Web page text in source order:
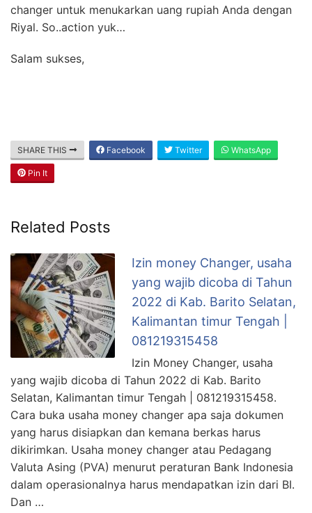
changer untuk menukarkan uang rupiah Anda dengan
Riyal. So..action yuk…
Salam sukses,
SHARE THIS Facebook Twitter WhatsApp
Pin It
Related Posts
Izin money Changer, usaha
yang wajib dicoba di Tahun
2022 di Kab. Barito Selatan,
Kalimantan timur Tengah |
081219315458
Izin Money Changer, usaha
yang wajib dicoba di Tahun 2022 di Kab. Barito
Selatan, Kalimantan timur Tengah | 081219315458.
Cara buka usaha money changer apa saja dokumen
yang harus disiapkan dan kemana berkas harus
dikirimkan. Usaha money changer atau Pedagang
Valuta Asing (PVA) menurut peraturan Bank Indonesia
dalam operasionalnya harus mendapatkan izin dari BI.
Dan …